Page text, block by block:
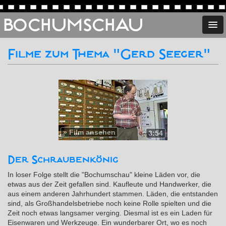
BOCHUMSCHAU
Filme zum Thema "Gerd Seeger"
3:54
»Film ansehen
Der Schraubenkönig
In loser Folge stellt die "Bochumschau" kleine Läden vor, die
etwas aus der Zeit gefallen sind. Kaufleute und Handwerker, die
aus einem anderen Jahrhundert stammen. Läden, die entstanden
sind, als Großhandelsbetriebe noch keine Rolle spielten und die
Zeit noch etwas langsamer verging. Diesmal ist es ein Laden für
Eisenwaren und Werkzeuge. Ein wunderbarer Ort, wo es noch